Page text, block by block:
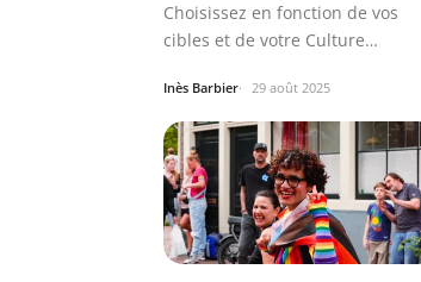
Choisissez en fonction de vos
cibles et de votre Culture…
Inès Barbier 29 août 2025